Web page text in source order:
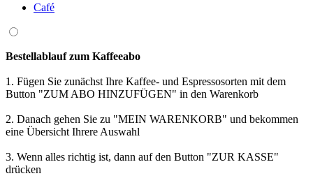
Café
Bestellablauf zum Kaffeeabo
1. Fügen Sie zunächst Ihre Kaffee- und Espressosorten mit dem
Button "ZUM ABO HINZUFÜGEN" in den Warenkorb
2. Danach gehen Sie zu "MEIN WARENKORB" und bekommen
eine Übersicht Ihrere Auswahl
3. Wenn alles richtig ist, dann auf den Button "ZUR KASSE"
drücken